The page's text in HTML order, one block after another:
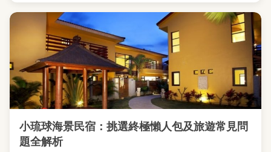
小琉球海景民宿：挑選終極懶人包及旅遊常見問
題全解析